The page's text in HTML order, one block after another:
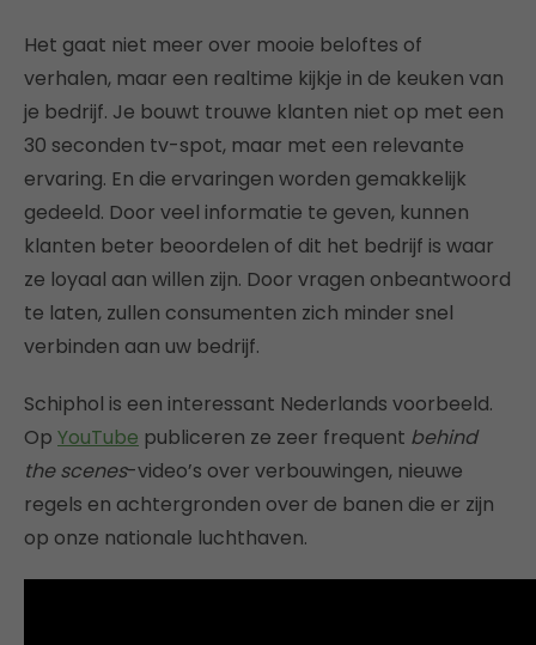
Het gaat niet meer over mooie beloftes of
verhalen, maar een realtime kijkje in de keuken van
je bedrijf. Je bouwt trouwe klanten niet op met een
30 seconden tv-spot, maar met een relevante
ervaring. En die ervaringen worden gemakkelijk
gedeeld. Door veel informatie te geven, kunnen
klanten beter beoordelen of dit het bedrijf is waar
ze loyaal aan willen zijn. Door vragen onbeantwoord
te laten, zullen consumenten zich minder snel
verbinden aan uw bedrijf.
Schiphol is een interessant Nederlands voorbeeld.
Op YouTube publiceren ze zeer frequent behind
the scenes-video’s over verbouwingen, nieuwe
regels en achtergronden over de banen die er zijn
op onze nationale luchthaven.